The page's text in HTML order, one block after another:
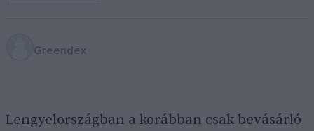
Greendex
Lengyelországban a korábban csak bevásárló